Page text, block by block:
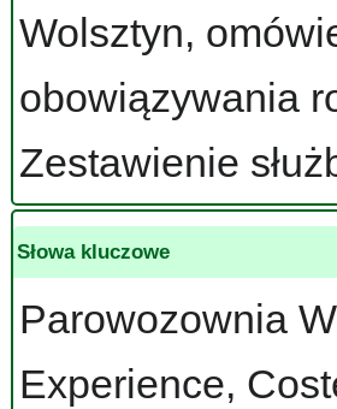
Wolsztyn,
obowiązywania
Zestawienie
Słowa kluczowe
Parowozownia
Experience,